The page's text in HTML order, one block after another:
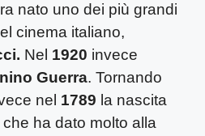
nato uno dei più grandi
cinema italiano,
Nel 1920 invece
Guerra. Tornando
nel 1789 la nascita
che ha dato molto alla